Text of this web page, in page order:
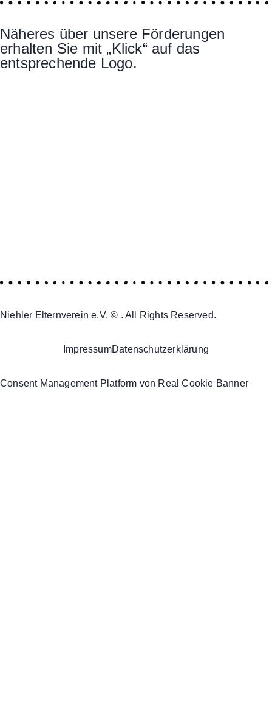
Näheres über unsere Förderungen
erhalten Sie mit „Klick“ auf das
entsprechende Logo.
Niehler Elternverein e.V. © . All Rights Reserved.
ImpressumDatenschutzerklärung
Consent Management Platform von Real Cookie Banner